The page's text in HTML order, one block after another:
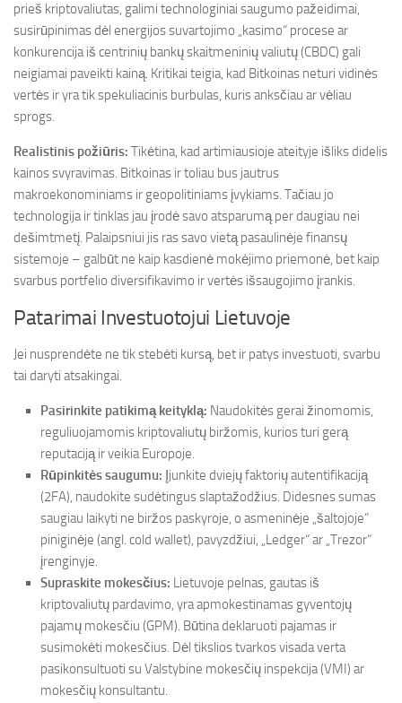
prieš kriptovaliutas, galimi technologiniai saugumo pažeidimai,
susirūpinimas dėl energijos suvartojimo „kasimo“ procese ar
konkurencija iš centrinių bankų skaitmeninių valiutų (CBDC) gali
neigiamai paveikti kainą. Kritikai teigia, kad Bitkoinas neturi vidinės
vertės ir yra tik spekuliacinis burbulas, kuris anksčiau ar vėliau
sprogs.
Realistinis požiūris: Tikėtina, kad artimiausioje ateityje išliks didelis
kainos svyravimas. Bitkoinas ir toliau bus jautrus
makroekonominiams ir geopolitiniams įvykiams. Tačiau jo
technologija ir tinklas jau įrodė savo atsparumą per daugiau nei
dešimtmetį. Palaipsniui jis ras savo vietą pasaulinėje finansų
sistemoje – galbūt ne kaip kasdienė mokėjimo priemonė, bet kaip
svarbus portfelio diversifikavimo ir vertės išsaugojimo įrankis.
Patarimai Investuotojui Lietuvoje
Jei nusprendėte ne tik stebėti kursą, bet ir patys investuoti, svarbu
tai daryti atsakingai.
Pasirinkite patikimą keityklą: Naudokitės gerai žinomomis,
reguliuojamomis kriptovaliutų biržomis, kurios turi gerą
reputaciją ir veikia Europoje.
Rūpinkitės saugumu: Įjunkite dviejų faktorių autentifikaciją
(2FA), naudokite sudėtingus slaptažodžius. Didesnes sumas
saugiau laikyti ne biržos paskyroje, o asmeninėje „šaltojoje“
piniginėje (angl. cold wallet), pavyzdžiui, „Ledger“ ar „Trezor“
įrenginyje.
Supraskite mokesčius: Lietuvoje pelnas, gautas iš
kriptovaliutų pardavimo, yra apmokestinamas gyventojų
pajamų mokesčiu (GPM). Būtina deklaruoti pajamas ir
susimokėti mokesčius. Dėl tikslios tvarkos visada verta
pasikonsultuoti su Valstybine mokesčių inspekcija (VMI) ar
mokesčių konsultantu.